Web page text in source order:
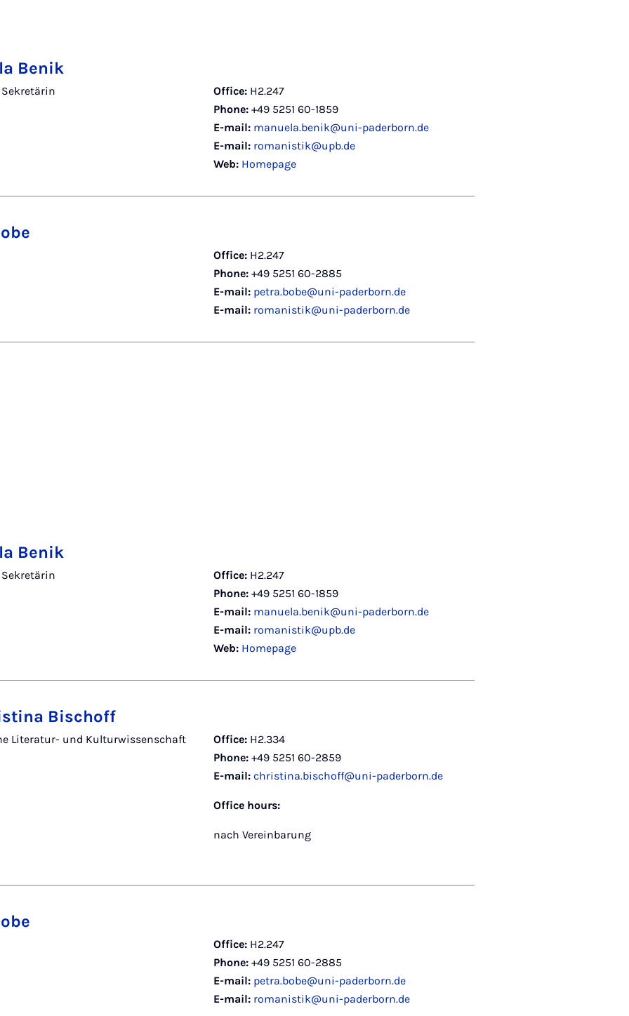
Benik
Office: H2.247
Phone: +49 5251 60-1859
E-mail: manuela.benik@uni-paderborn.de
E-mail: romanistik@upb.de
Web: Homepage
Office: H2.247
Phone: +49 5251 60-2885
E-mail: petra.bobe@uni-paderborn.de
E-mail: romanistik@uni-paderborn.de
Benik
Office: H2.247
Phone: +49 5251 60-1859
E-mail: manuela.benik@uni-paderborn.de
E-mail: romanistik@upb.de
Web: Homepage
Bischoff
Literatur- und Kulturwissenschaft Office: H2.334
Phone: +49 5251 60-2859
E-mail: christina.bischoff@uni-paderborn.de
Office hours:
nach Vereinbarung
Office: H2.247
Phone: +49 5251 60-2885
E-mail: petra.bobe@uni-paderborn.de
E-mail: romanistik@uni-paderborn.de